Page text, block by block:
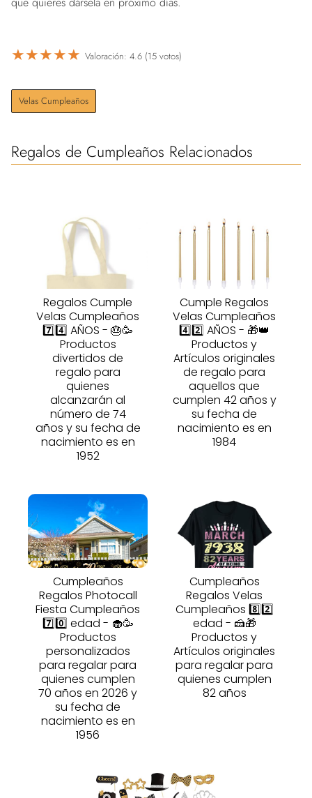
★★★★★ Valoración: 4.6 (15 votos)
Velas Cumpleaños
Regalos de Cumpleaños Relacionados
Regalos Cumple
Velas Cumpleaños
7️⃣4️⃣ AÑOS - 🎂🥳
Productos
divertidos de
regalo para
quienes
alcanzarán al
número de 74
años y su fecha de
nacimiento es en
1952
Cumple Regalos
Velas Cumpleaños
4️⃣2️⃣ AÑOS - 🎁👑
Productos y
Artículos originales
de regalo para
aquellos que
cumplen 42 años y
su fecha de
nacimiento es en
1984
Cumpleaños
Regalos Photocall
Fiesta Cumpleaños
7️⃣0️⃣ edad - 🧁🥳
Productos
personalizados
para regalar para
quienes cumplen
70 años en 2026 y
su fecha de
nacimiento es en
1956
Cumpleaños
Regalos Velas
Cumpleaños 8️⃣2️⃣
edad - 🍰🎁
Productos y
Artículos originales
para regalar para
quienes cumplen
82 años